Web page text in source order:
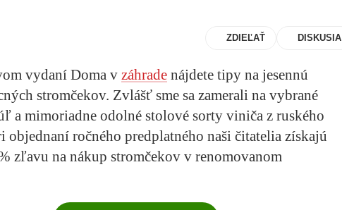
ZDIEĽAŤ DISKUSIA
vydaní Doma v záhrade nájdete tipy na jesennú
stromčekov. Zvlášť sme sa zamerali na vybrané
a mimoriadne odolné stolové sorty viniča z ruského
objednaní ročného predplatného naši čitatelia získajú
zľavu na nákup stromčekov v renomovanom